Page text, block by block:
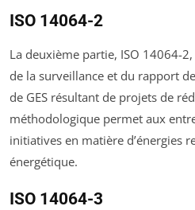
ISO 14064-2
La deuxième partie, ISO 14064-
de la surveillance et du rapport
de GES résultant de projets de
méthodologique permet aux
initiatives en matière d’énergies
énergétique.
ISO 14064-3